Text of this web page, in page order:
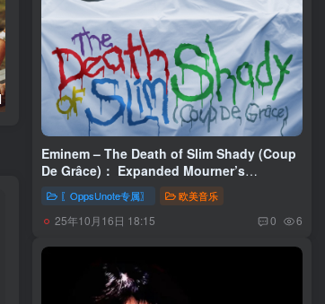
Neil Young – Oceanside Countryside(093624833642)【24bit／192.0kHz】土耳其区
Eminem – The Death of Slim Shady (Coup
De Grâce)： Expanded Mourner’s
EditionⒺ(00602475208662)【24bit／
96.0kHz】土耳其区
〖OppsUnote专属〗 欧美音乐
25年10月16日 18:15 0 6